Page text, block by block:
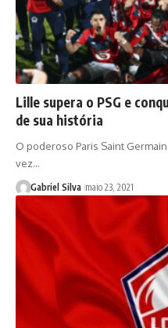
Lille supera o PSG e
de sua história
O poderoso Paris Saint
vez…
Gabriel Silva maio 23, 2021